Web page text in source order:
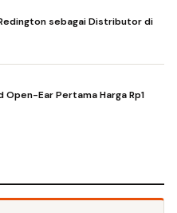
sebagai Distributor di
Open-Ear Pertama Harga Rp1